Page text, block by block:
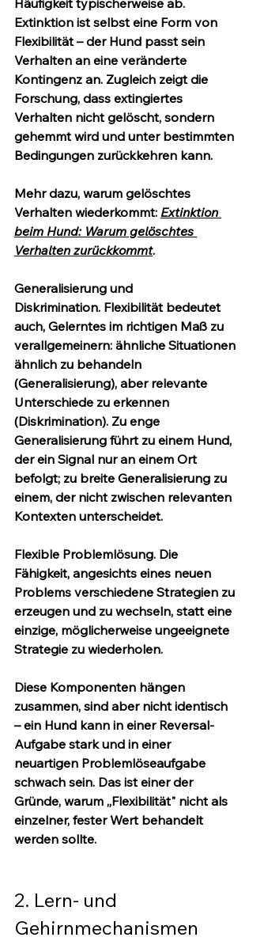
Häufigkeit typischerweise ab.
Extinktion ist selbst eine Form von
Flexibilität – der Hund passt sein
Verhalten an eine veränderte
Kontingenz an. Zugleich zeigt die
Forschung, dass extingiertes
Verhalten nicht gelöscht, sondern
gehemmt wird und unter bestimmten
Bedingungen zurückkehren kann.
Mehr dazu, warum gelöschtes
Verhalten wiederkommt: Extinktion
beim Hund: Warum gelöschtes
Verhalten zurückkommt.
Generalisierung und
Diskrimination. Flexibilität bedeutet
auch, Gelerntes im richtigen Maß zu
verallgemeinern: ähnliche Situationen
ähnlich zu behandeln
(Generalisierung), aber relevante
Unterschiede zu erkennen
(Diskrimination). Zu enge
Generalisierung führt zu einem Hund,
der ein Signal nur an einem Ort
befolgt; zu breite Generalisierung zu
einem, der nicht zwischen relevanten
Kontexten unterscheidet.
Flexible Problemlösung. Die
Fähigkeit, angesichts eines neuen
Problems verschiedene Strategien zu
erzeugen und zu wechseln, statt eine
einzige, möglicherweise ungeeignete
Strategie zu wiederholen.
Diese Komponenten hängen
zusammen, sind aber nicht identisch
– ein Hund kann in einer Reversal-
Aufgabe stark und in einer
neuartigen Problemlöseaufgabe
schwach sein. Das ist einer der
Gründe, warum „Flexibilität" nicht als
einzelner, fester Wert behandelt
werden sollte.
2. Lern- und
Gehirnmechanismen